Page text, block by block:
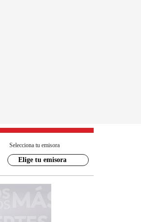
Selecciona tu emisora
Elige tu emisora